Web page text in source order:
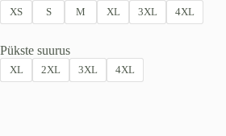
XS S M XL 3XL 4XL
Pükste suurus
XL 2XL 3XL 4XL